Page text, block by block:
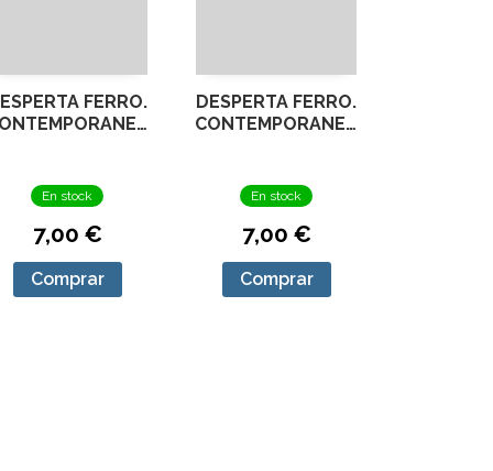
FERRO.
En stock
7,00 €
Comprar
DESPERTA FERRO.
CONTEMPORANEA
En stock
7,00 €
Comprar